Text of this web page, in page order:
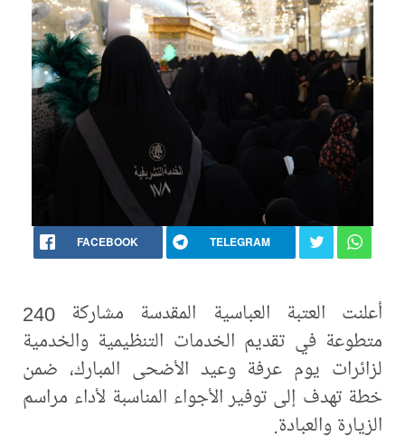
FACEBOOK TELEGRAM
أعلنت العتبة العباسية المقدسة مشاركة 240
متطوعة في تقديم الخدمات التنظيمية والخدمية
لزائرات يوم عرفة وعيد الأضحى المبارك، ضمن
خطة تهدف إلى توفير الأجواء المناسبة لأداء مراسم
الزيارة والعبادة.